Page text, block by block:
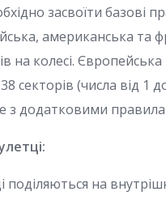
засвоїти базові
американська та
на колесі.
секторів (числа від 1
з додатковими
поділяються на